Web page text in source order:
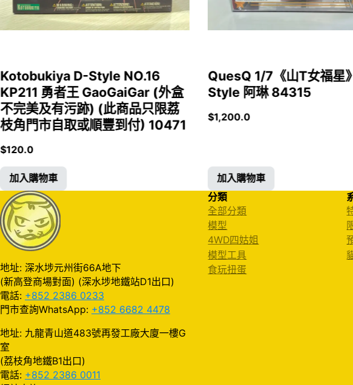
Kotobukiya D-Style NO.16
KP211 勇者王 GaoGaiGar (外盒
不完美及有污跡) (此商品只限荔
枝角門市自取或順豐到付) 10471
$120.0
加入購物車
QuesQ 1/7《山T女福星
Style 阿琳 84315
$1,200.0
加入購物車
地址: 深水埗元州街66A地下
(新高登商場對面) (深水埗地鐵站D1出口)
電話: +852 2386 0233
門市查詢WhatsApp: +852 6682 4478
地址: 九龍青山道483號再發工廠大廈一樓G
室
(荔枝角地鐵B1出口)
電話: +852 2386 0011
分類
全部分類
模型
4WD四姑姐
模型工具
食玩扭蛋